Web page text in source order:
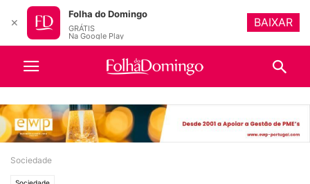
Sociedade
✕
Folha do Domingo
GRÁTIS
Na Google Play
BAIXAR